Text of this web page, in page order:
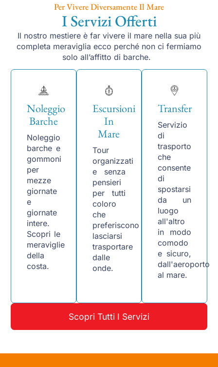
Per Vivere Diversamente Il Mare
I Servizi Offerti
Il nostro mestiere è far vivere il mare nella sua più
completa meraviglia ecco perché non ci fermiamo
solo all’affitto di barche.
Noleggio
Barche
Noleggio
barche e
gommoni
per
mezze
giornate
e
giornate
intere.
Scopri le
meraviglie
della
costa.
Escursioni
In
Mare
Tour
organizzati
e senza
pensieri
per tutti
coloro
che
preferiscono
lasciarsi
trasportare
dalle
onde.
Transfer
Servizio
di
trasporto
che
consente
di
spostarsi
da un
luogo
all'altro
in modo
comodo
e sicuro,
dall'aeroporto
al mare.
Scopri Tutti I Servizi